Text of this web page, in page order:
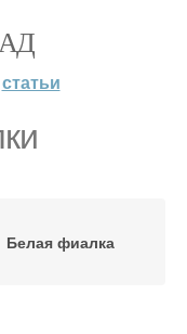
статьи
Белая фиалка